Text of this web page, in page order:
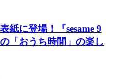
紙に登場！『sesame 9
「おうち時間」の楽し